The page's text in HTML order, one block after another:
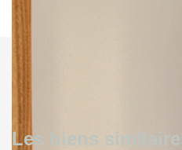
Les biens